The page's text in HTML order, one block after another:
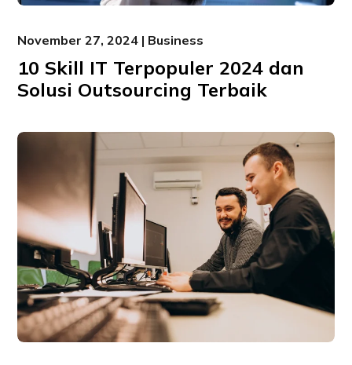
November 27, 2024 | Business
10 Skill IT Terpopuler 2024 dan
Solusi Outsourcing Terbaik